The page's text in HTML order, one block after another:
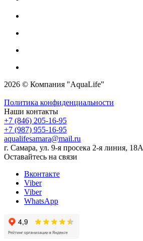
2026 © Компания "AquaLife"
Политика конфиденциальности
Наши контакты
+7 (846) 205-16-95
+7 (987) 955-16-95
aqualifesamara@mail.ru
г. Самара, ул. 9-я просека 2-я линия, 18А
Оставайтесь на связи
Вконтакте
Viber
Viber
WhatsApp